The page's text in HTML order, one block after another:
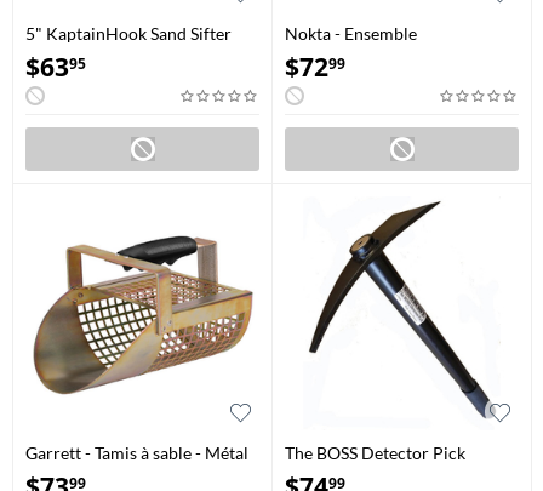
5" KaptainHook Sand Sifter
$6395
Nokta - Ensemble
d'accessoires de départ
$7299
Garrett - Tamis à sable - Métal
galvanisé
99
The BOSS Detector Pick
99